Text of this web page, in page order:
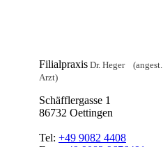
Filialpraxis Dr. Heger (angest.
Arzt)
Schäfflergasse 1
86732 Oettingen
Tel: +49 9082 4408